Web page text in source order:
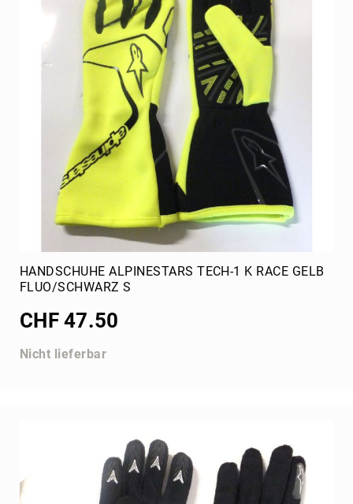
T-
Group
Kühlsystem
Kühler
Zusatzkühler
Schläuche
Bekleidung
Overall
Alpinestars
Rippenschutz
Bengio
Alpinestars
Taschen
Handschuhe
Bekleidung
LH,
Kalikart
HANDSCHUHE ALPINESTARS TECH-1 K RACE GELB
FLUO/SCHWARZ S
CHF 47.50
Nicht lieferbar